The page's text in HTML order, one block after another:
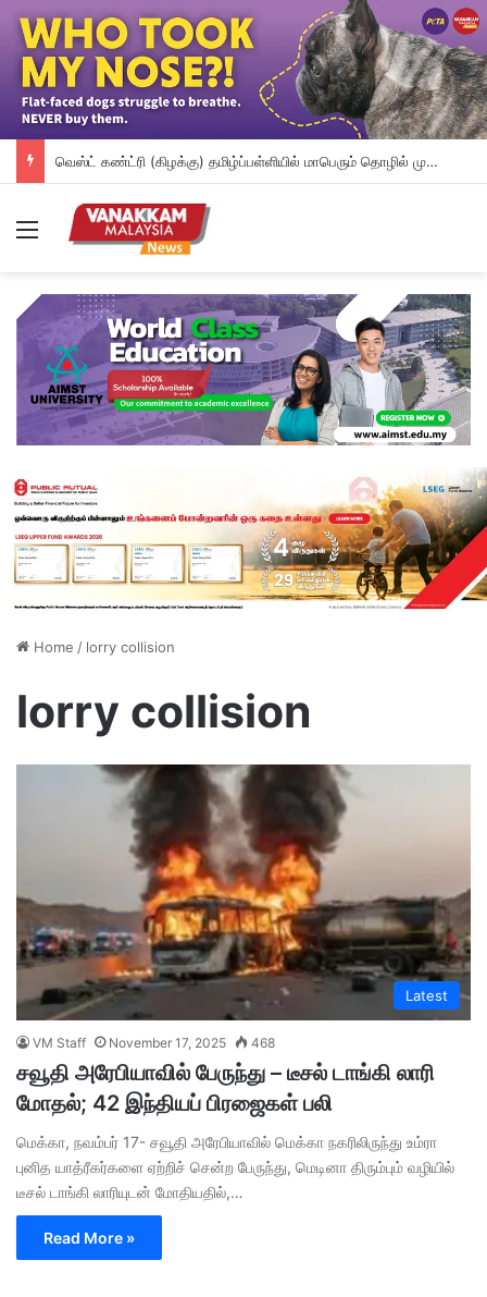
வெஸ்ட் கண்ட்ரி (கிழக்கு) தமிழ்ப்பள்ளியில் மாபெரும் தொழில் முனைவோர் தின விழா கோலாகலம்
Menu
Home / lorry collision
lorry collision
Latest
VM Staff November 17, 2025 468
சவூதி அரேபியாவில் பேருந்து – டீசல் டாங்கி லாரி
மோதல்; 42 இந்தியப் பிரஜைகள் பலி
மெக்கா, நவம்பர் 17- சவூதி அரேபியாவில் மெக்கா நகரிலிருந்து உம்ரா
புனித யாத்ரீகர்களை ஏற்றிச் சென்ற பேருந்து, மெடினா திரும்பும் வழியில்
டீசல் டாங்கி லாரியுடன் மோதியதில்,…
Read More »